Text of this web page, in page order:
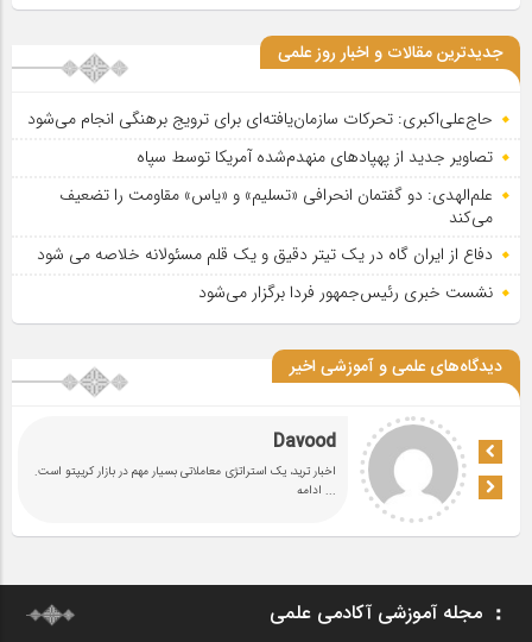
جدیدترین مقالات و اخبار روز علمی
حاج‌علی‌اکبری: تحرکات سازمان‌یافته‌ای برای ترویج برهنگی انجام می‌شود
تصاویر جدید از پهپادهای منهدم‌شده آمریکا توسط سپاه
علم‌الهدی: دو گفتمان انحرافی «تسلیم» و «یاس» مقاومت را تضعیف
می‌کند
دفاع از ایران گاه در یک تیتر دقیق و یک قلم مسئولانه خلاصه می شود
نشست خبری رئیس‌جمهور فردا برگزار می‌شود
دیدگاه‌های علمی و آموزشی اخیر
Davood
اخبار ترید، یک استراتژی معاملاتی بسیار مهم در بازار کریپتو است.
... ادامه
مجله آموزشی آکادمی علمی